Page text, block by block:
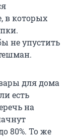
в которых
не упустить
для дома
есть
на
80%. То же